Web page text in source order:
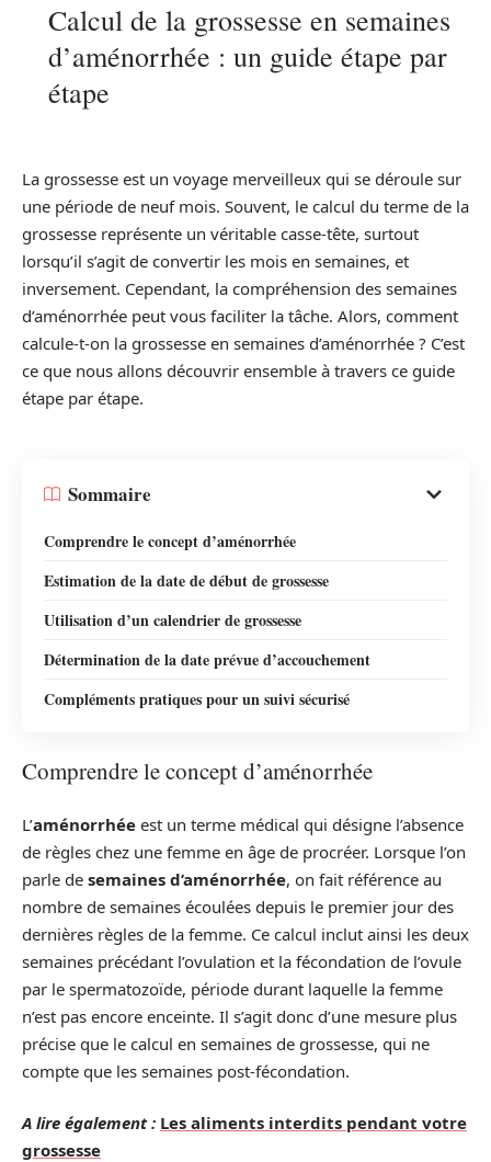
Calcul de la grossesse en semaines
d’aménorrhée : un guide étape par
étape
La grossesse est un voyage merveilleux qui se déroule sur
une période de neuf mois. Souvent, le calcul du terme de la
grossesse représente un véritable casse-tête, surtout
lorsqu’il s’agit de convertir les mois en semaines, et
inversement. Cependant, la compréhension des semaines
d’aménorrhée peut vous faciliter la tâche. Alors, comment
calcule-t-on la grossesse en semaines d’aménorrhée ? C’est
ce que nous allons découvrir ensemble à travers ce guide
étape par étape.
Sommaire
Comprendre le concept d’aménorrhée
Estimation de la date de début de grossesse
Utilisation d’un calendrier de grossesse
Détermination de la date prévue d’accouchement
Compléments pratiques pour un suivi sécurisé
Comprendre le concept d’aménorrhée
L’aménorrhée est un terme médical qui désigne l’absence
de règles chez une femme en âge de procréer. Lorsque l’on
parle de semaines d’aménorrhée, on fait référence au
nombre de semaines écoulées depuis le premier jour des
dernières règles de la femme. Ce calcul inclut ainsi les deux
semaines précédant l’ovulation et la fécondation de l’ovule
par le spermatozoïde, période durant laquelle la femme
n’est pas encore enceinte. Il s’agit donc d’une mesure plus
précise que le calcul en semaines de grossesse, qui ne
compte que les semaines post-fécondation.
A lire également : Les aliments interdits pendant votre
grossesse